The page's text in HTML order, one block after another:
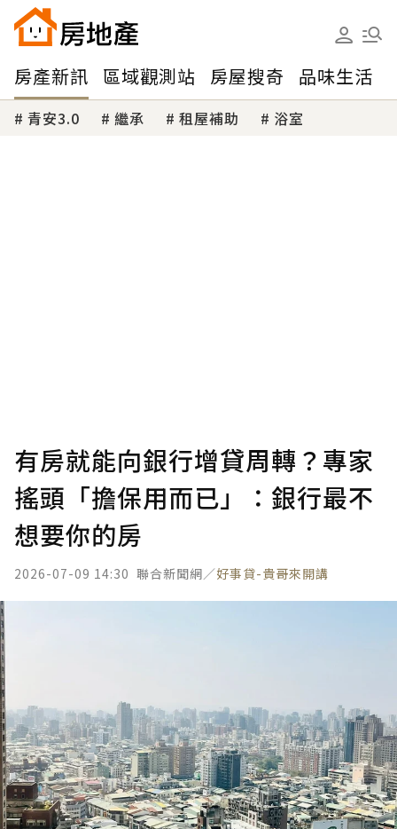
房產新訊 區域觀測站 房屋搜奇 品味生活
青安3.0 繼承 租屋補助 浴室
有房就能向銀行增貸周轉？專家
搖頭「擔保用而已」：銀行最不
想要你的房
2026-07-09 14:30 聯合新聞網／好事貸-貴哥來開講